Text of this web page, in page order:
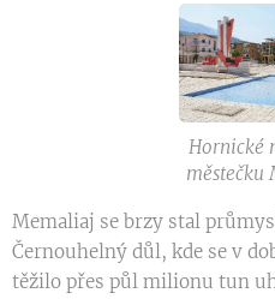
Hornické
městečku
Memaliaj se brzy stal
Černouhelný důl, kde se v
těžilo přes půl milionu tun